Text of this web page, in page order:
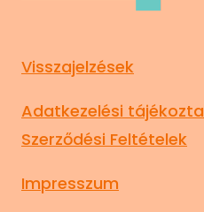
Visszajelzések
Adatkezelési
Szerződési Feltételek
Impresszum